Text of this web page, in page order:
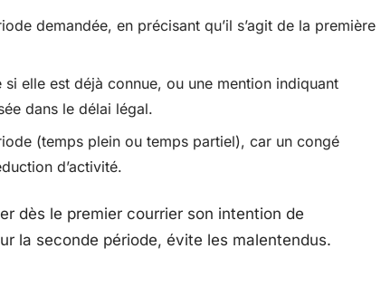
demandée, en précisant qu’il s’agit de la première
elle est déjà connue, ou une mention indiquant
dans le délai légal.
(temps plein ou temps partiel), car un congé
d’activité.
dès le premier courrier son intention de
la seconde période, évite les malentendus.